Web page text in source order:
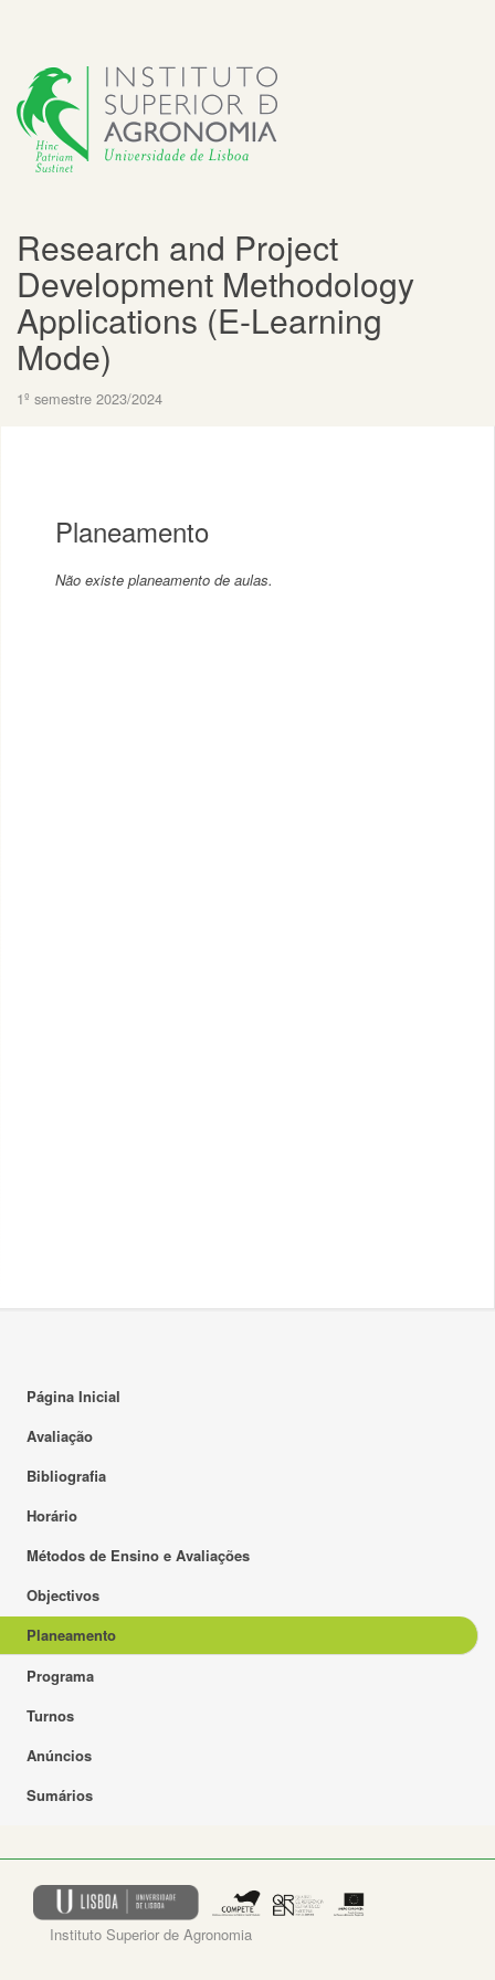
Research and Project
Development Methodology
Applications (E-Learning
Mode)
1º semestre 2023/2024
Planeamento
Não existe planeamento de aulas.
Página Inicial
Avaliação
Bibliografia
Horário
Métodos de Ensino e Avaliações
Objectivos
Planeamento
Programa
Turnos
Anúncios
Sumários
Instituto Superior de Agronomia